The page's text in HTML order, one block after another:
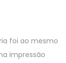
foi ao mesmo
impressão